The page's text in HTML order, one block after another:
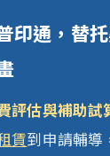
印通，替
評估與補助試
賃到申請輔導